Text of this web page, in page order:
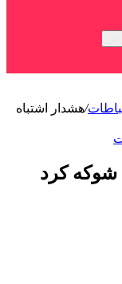
/هشدار اشتباه
شوکه کرد